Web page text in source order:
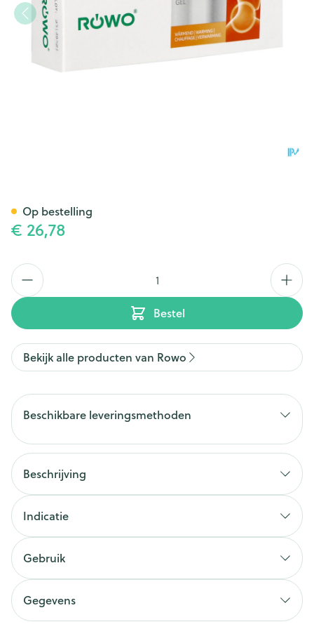
€ 26,78
Aantal
Bestel
Op bestelling
Bekijk alle producten van Rowo
Beschikbare leveringsmethoden
Beschrijving
Indicatie
Gebruik
Gegevens